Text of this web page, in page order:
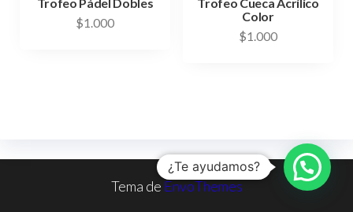
$1.000
Color
$1.000
Tema de EnvoThemes
¿Te ayudamos?